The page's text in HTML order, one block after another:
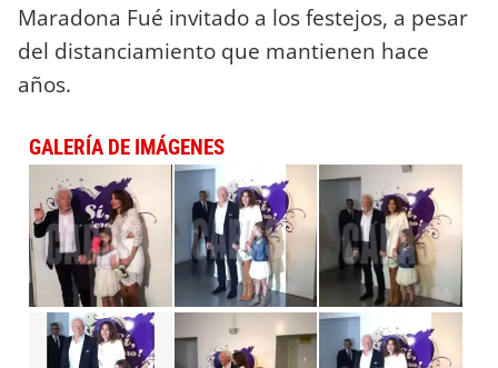
Maradona Fué invitado a los festejos, a pesar
del distanciamiento que mantienen hace
años.
GALERÍA DE IMÁGENES